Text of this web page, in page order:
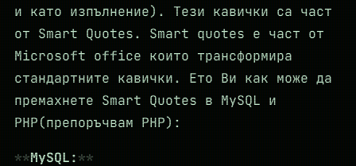
и като изпълнение). Тези кавички са част
от Smart Quotes. Smart quotes е част от
Microsoft office които трансформира
стандартните кавички. Ето Ви как може да
премахнете Smart Quotes в MySQL и
PHP(препоръчвам PHP):
MySQL: